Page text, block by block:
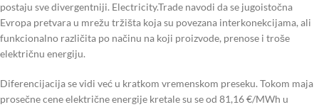
postaju sve divergentniji. Electricity.Trade navodi da se jugoistočna
Evropa pretvara u mrežu tržišta koja su povezana interkonekcijama, ali
funkcionalno različita po načinu na koji proizvode, prenose i troše
električnu energiju.
Diferencijacija se vidi već u kratkom vremenskom preseku. Tokom maja
prosečne cene električne energije kretale su se od 81,16 €/MWh u